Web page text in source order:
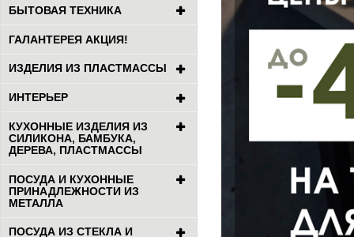
БЫТОВАЯ ТЕХНИКА
ГАЛАНТЕРЕЯ АКЦИЯ!
ИЗДЕЛИЯ ИЗ ПЛАСТМАССЫ
ИНТЕРЬЕР
КУХОННЫЕ ИЗДЕЛИЯ ИЗ
СИЛИКОНА, БАМБУКА,
ДЕРЕВА, ПЛАСТМАССЫ
ПОСУДА И КУХОННЫЕ
ПРИНАДЛЕЖНОСТИ ИЗ
МЕТАЛЛА
ПОСУДА ИЗ СТЕКЛА И